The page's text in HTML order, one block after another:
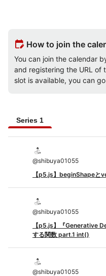
edit_calendar How to join the
You can join the calendar
and registering the URL of
slot is available, you can
Series 1
@shibuya01055
【p5.js】beginShapeと
@shibuya01055
【p5.js】『Generative
する関数 part.1 int()
@shibuya01055